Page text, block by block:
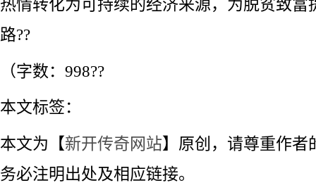
热情转化为可持续的经济来源，为脱贫致富
路??
（字数：998??
本文标签：
本文为【新开传奇网站】原创，请尊重作者
务必注明出处及相应链接。